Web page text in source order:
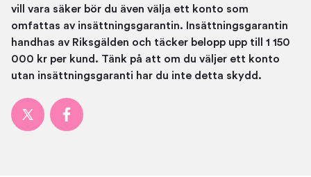
vill vara säker bör du även välja ett konto som
omfattas av insättningsgarantin. Insättningsgarantin
handhas av Riksgälden och täcker belopp upp till 1 150
000 kr per kund. Tänk på att om du väljer ett konto
utan insättningsgaranti har du inte detta skydd.